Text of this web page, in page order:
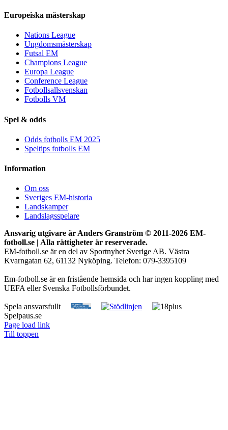
Europeiska mästerskap
Nations League
Ungdomsmästerskap
Futsal EM
Champions League
Europa League
Conference League
Fotbollsallsvenskan
Fotbolls VM
Spel & odds
Odds fotbolls EM 2025
Speltips fotbolls EM
Information
Om oss
Sveriges EM-historia
Landskamper
Landslagsspelare
Ansvarig utgivare är Anders Granström © 2011-2026 EM-
fotboll.se | Alla rättigheter är reserverade.
EM-fotboll.se är en del av Sportnyhet Sverige AB. Västra
Kvarngatan 62, 61132 Nyköping. Telefon: 079-3395109
Em-fotboll.se är en fristående hemsida och har ingen koppling med
UEFA eller Svenska Fotbollsförbundet.
Spela ansvarsfullt
Spelpaus.se
Page load link
Till toppen